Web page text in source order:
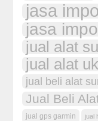
jasa
jasa
jual alat
jual alat
jual beli alat
Jual Beli
jual gps garmin jual